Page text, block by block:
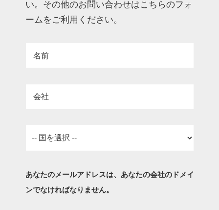
い。その他のお問い合わせはこちらのフォ
ームをご利用ください。
名前
会社
あなたのメールアドレスは、あなたの会社のドメイ
ンでなければなりません。